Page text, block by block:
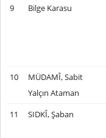
9 Bilge Karasu
10
MÜDAMÎ, Sabit
Yalçın Ataman
11 SIDKÎ, Şaban